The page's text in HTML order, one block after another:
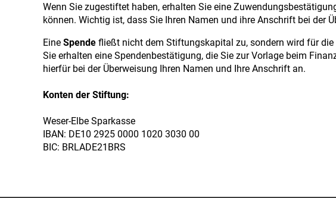
Wenn Sie zugestiftet haben, erhalten Sie eine
können. Wichtig ist, dass Sie Ihren Namen und ihre Anschrift bei der
Eine Spende fließt nicht dem Stiftungskapital zu, sondern wird für
Sie erhalten eine Spendenbestätigung, die Sie zur Vorlage beim
hierfür bei der Überweisung Ihren Namen und Ihre Anschrift an.
Konten der Stiftung:
Weser-Elbe Sparkasse
IBAN: DE10 2925 0000 1020 3030 00
BIC: BRLADE21BRS